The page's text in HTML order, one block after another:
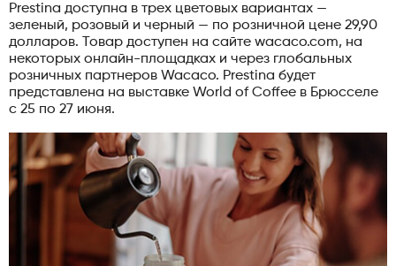
Prestina доступна в трех цветовых вариантах —
зеленый, розовый и черный — по розничной цене 29,90
долларов. Товар доступен на сайте wacaco.com, на
некоторых онлайн-площадках и через глобальных
розничных партнеров Wacaco. Prestina будет
представлена на выставке World of Coffee в Брюсселе
с 25 по 27 июня.